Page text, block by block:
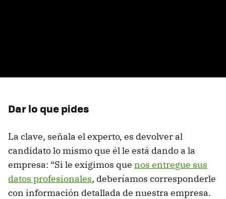
Dar lo que pides
La clave, señala el experto, es devolver al
candidato lo mismo que él le está dando a la
empresa: “Si le exigimos que nos entregue sus
datos profesionales, deberíamos corresponderle
con información detallada de nuestra empresa.